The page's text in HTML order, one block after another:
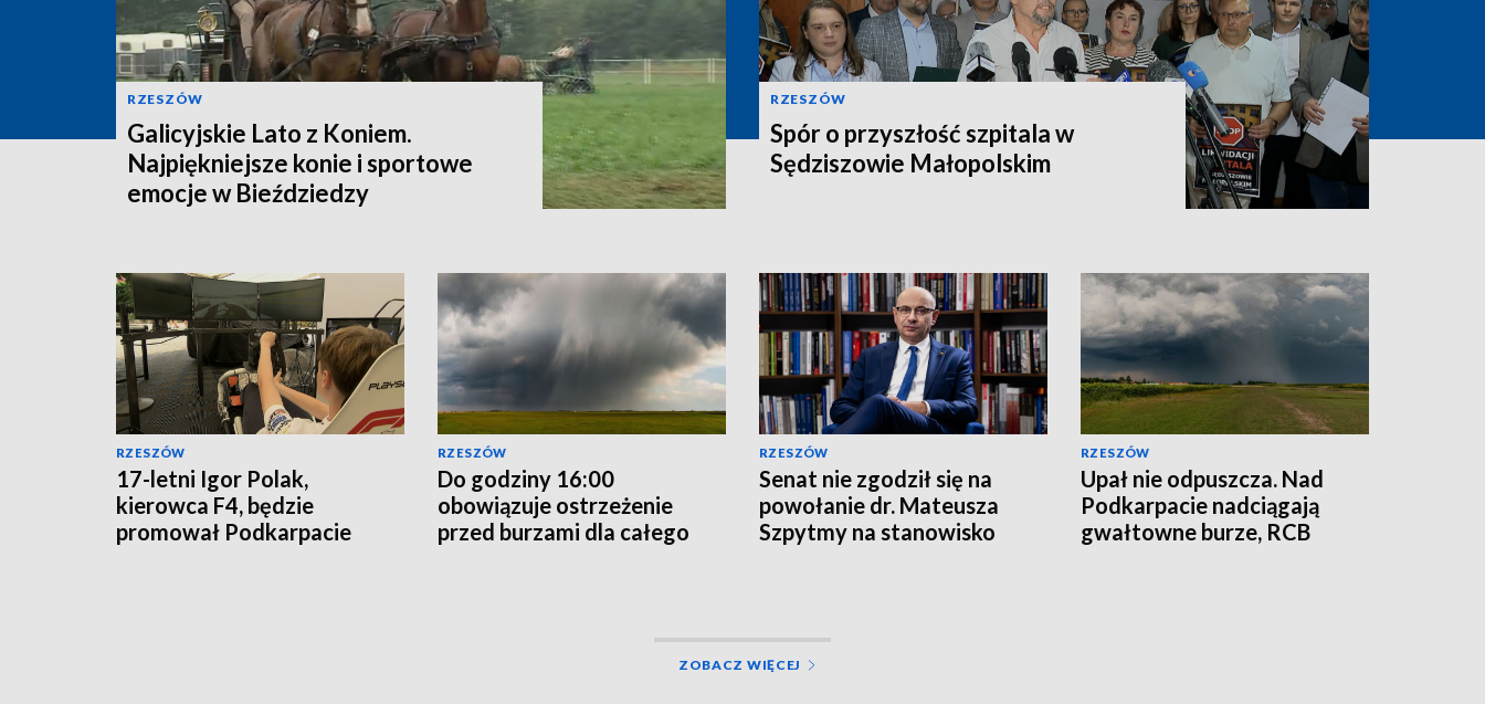
RZESZÓW
Galicyjskie Lato z Koniem.
Najpiękniejsze konie i sportowe
emocje w Bieździedzy
RZESZÓW
Spór o przyszłość szpitala w
Sędziszowie Małopolskim
RZESZÓW
17-letni Igor Polak,
kierowca F4, będzie
promował Podkarpacie
RZESZÓW
Do godziny 16:00
obowiązuje ostrzeżenie
przed burzami dla całego
RZESZÓW
Senat nie zgodził się na
powołanie dr. Mateusza
Szpytmy na stanowisko
RZESZÓW
Upał nie odpuszcza. Nad
Podkarpacie nadciągają
gwałtowne burze, RCB
ZOBACZ WIĘCEJ